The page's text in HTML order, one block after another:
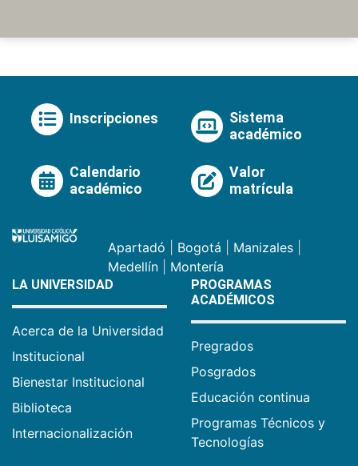
Inscripciones
Sistema
académico
Calendario
académico
Valor
matrícula
Apartadó Bogotá Manizales
Medellín
Montería
LA UNIVERSIDAD
Acerca de la Universidad
Institucional
Bienestar Institucional
Biblioteca
Internacionalización
PROGRAMAS
ACADÉMICOS
Pregrados
Posgrados
Educación continua
Programas Técnicos y
Tecnologías